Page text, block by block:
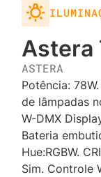
Astera
ASTERA
Potência:
de lâmpadas
W-DMX
Bateria
Hue:RGBW.
Sim. Controle